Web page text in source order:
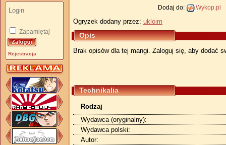
Zapamiętaj
Rejestracja
Dodaj do: Wykop.pl
Ogryzek dodany przez: ukloim
Opis
Brak opisów dla tej mangi. Zaloguj się, aby dodać
Technikalia
Rodzaj
Wydawca (oryginalny):
Wydawca polski:
Autor: